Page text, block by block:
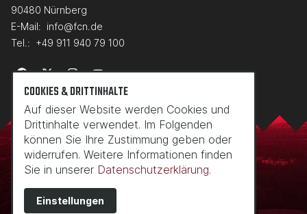
90480 Nürnberg
E-Mail: info@fcn.de
Tel.: +49 911 940 79 100
COOKIES & DRITTINHALTE
Auf dieser Website werden Cookies und
Drittinhalte verwendet. Im Folgenden
können Sie Ihre Zustimmung geben oder
widerrufen. Weitere Informationen finden
Sie in unserer Datenschutzerklärung.
Einstellungen